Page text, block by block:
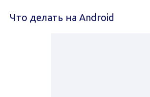
Что делать на Android